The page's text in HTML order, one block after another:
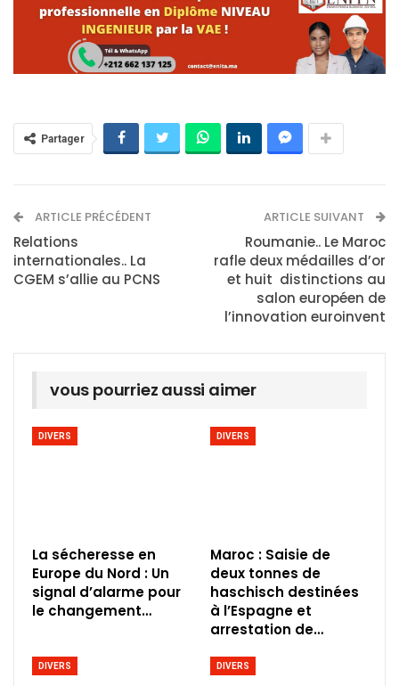
Partager
ARTICLE PRÉCÉDENT
Relations
internationales.. La
CGEM s’allie au PCNS
ARTICLE SUIVANT
Roumanie.. Le Maroc
rafle deux médailles d’or
et huit distinctions au
salon européen de
l’innovation euroinvent
vous pourriez aussi aimer
DIVERS
La sécheresse en
Europe du Nord : Un
signal d’alarme pour
le changement…
DIVERS
Maroc : Saisie de
deux tonnes de
haschisch destinées
à l’Espagne et
arrestation de…
DIVERS DIVERS